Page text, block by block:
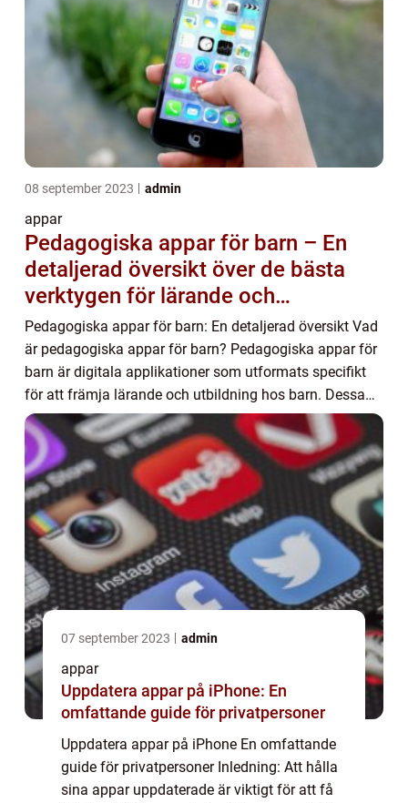
08 september 2023 admin
appar
Pedagogiska appar för barn – En
detaljerad översikt över de bästa
verktygen för lärande och
underhållning för barn
Pedagogiska appar för barn: En detaljerad översikt Vad
är pedagogiska appar för barn? Pedagogiska appar för
barn är digitala applikationer som utformats specifikt
för att främja lärande och utbildning hos barn. Dessa
appar kombinerar ofta pedagogiska...
07 september 2023 admin
appar
Uppdatera appar på iPhone: En
omfattande guide för privatpersoner
Uppdatera appar på iPhone En omfattande
guide för privatpersoner Inledning: Att hålla
sina appar uppdaterade är viktigt för att få